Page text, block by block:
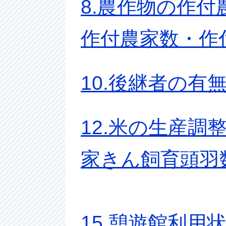
8.農作物の作付
作付農家数・作
10.後継者の有
12.米の生産調
家きん飼育頭羽